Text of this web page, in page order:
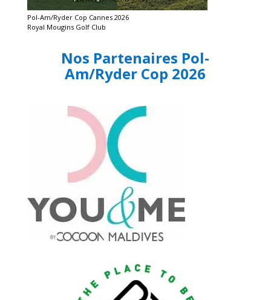
Pol-Am/Ryder Cop Cannes 2026
Royal Mougins Golf Club
Nos Partenaires Pol-
Am/Ryder Cop 2026